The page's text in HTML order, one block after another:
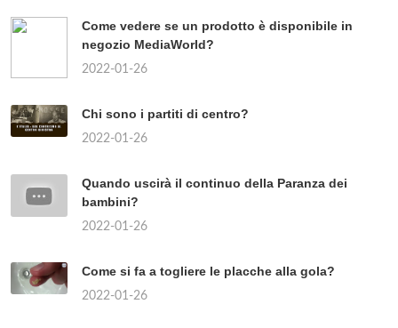
Come vedere se un prodotto è disponibile in
negozio MediaWorld?
2022-01-26
Chi sono i partiti di centro?
2022-01-26
Quando uscirà il continuo della Paranza dei
bambini?
2022-01-26
Come si fa a togliere le placche alla gola?
2022-01-26